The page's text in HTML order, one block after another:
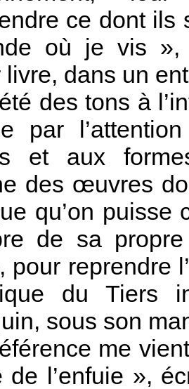
ce dont ils
où je vis »,
livre, dans un
des tons à
par
et aux
des œuvres
qu’on puisse
de sa
pour reprendre
du Tiers
sous son
me
de l’enfuie »,